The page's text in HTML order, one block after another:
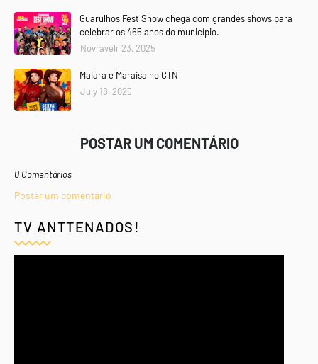
Guarulhos Fest Show chega com grandes shows para
celebrar os 465 anos do município.
Novravelr 23, 2025
Maiara e Maraisa no CTN
July 18, 2025
POSTAR UM COMENTÁRIO
0 Comentários
Postar um comentário
TV ANTTENADOS!